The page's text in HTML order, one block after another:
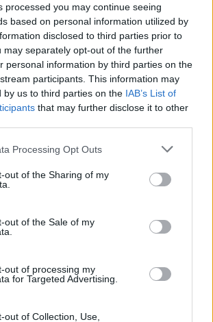
processed you may continue seeing
based on personal information utilized by
disclosed to third parties prior to
may separately opt-out of the further
personal information by third parties on the
participants. This information may
by us to third parties on the IAB’s List of
that may further disclose it to other
website/app uses one or more Google
visit or usage behaviour. You may click to
to Google and its third-party tags to
below specified purposes in below Google
Processing Opt Outs
out of the Sharing of my
out of the Sale of my
out of processing my
for Targeted Advertising.
out of Collection, Use,
iniziare la preparazione e il follow-
possono aiutarti a rimanere
ferma nemmeno agli avvisi.
anche consigli su quante
cosa tenere a mente
o si accetta un’offerta e altri
.
a Workray direttamente dal tuo
è solo questione di
il tuo account Gmail, Outlook o
eseguirà automaticamente la
dashboard.